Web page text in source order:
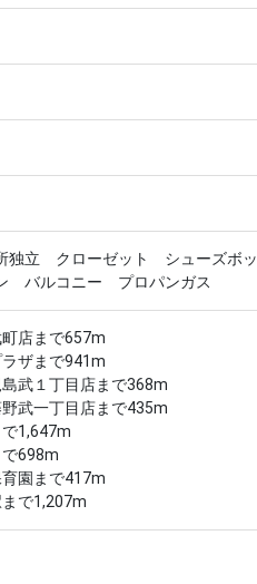
独立 クローゼット シューズボッ
バルコニー プロパンガス
店まで657m
ザまで941m
武１丁目店まで368m
武一丁目店まで435m
1,647m
698m
園まで417m
で1,207m